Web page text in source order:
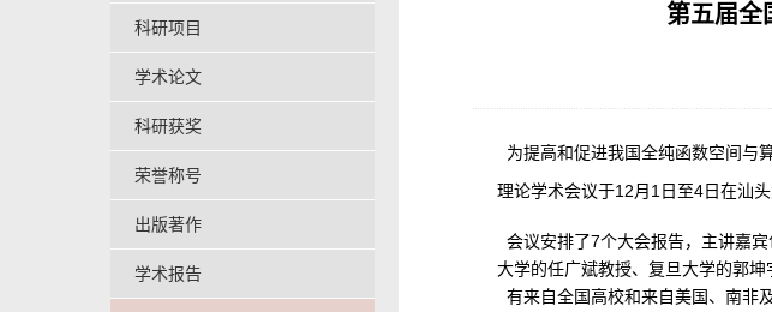
科研项目
学术论文
科研获奖
荣誉称号
出版著作
学术报告
第五届全
为提高和促进我国全纯函数空间与
理论学术会议于12月1日至4日在汕
会议安排了7个大会报告，主讲嘉
大学的任广斌教授、复旦大学的郭坤
有来自全国高校和来自美国、南非